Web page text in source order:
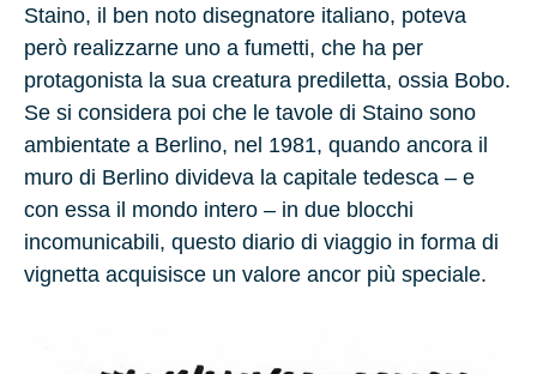
Staino, il ben noto disegnatore italiano, poteva
però realizzarne uno a fumetti, che ha per
protagonista la sua creatura prediletta, ossia Bobo.
Se si considera poi che le tavole di Staino sono
ambientate a Berlino, nel 1981, quando ancora il
muro di Berlino divideva la capitale tedesca – e
con essa il mondo intero – in due blocchi
incomunicabili, questo diario di viaggio in forma di
vignetta acquisisce un valore ancor più speciale.